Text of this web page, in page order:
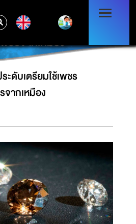
ดับเตรียมใช้เพชรสังเคราะห์
ชรจากเหมือง
ดับเตรียมใช้เพชร
จากเหมือง